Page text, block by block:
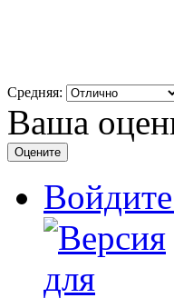
Средняя:
Ваша